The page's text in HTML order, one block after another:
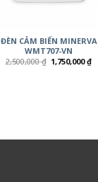
ĐÈN CẢM BIẾN MINERVA
WMT707-VN
2,500,000₫ 1,750,000₫